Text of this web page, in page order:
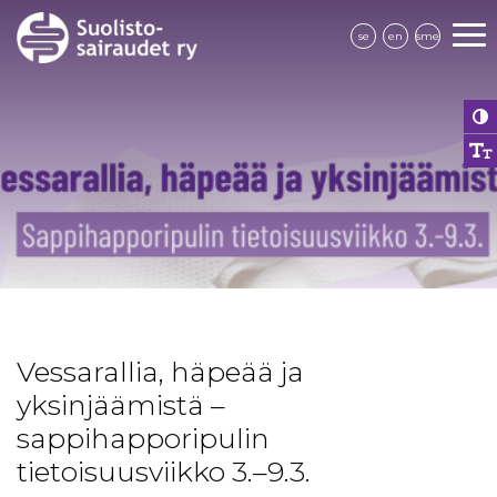
se en sme
Vessarallia, häpeää ja
yksinjäämistä –
sappihapporipulin
tietoisuusviikko 3.–9.3.